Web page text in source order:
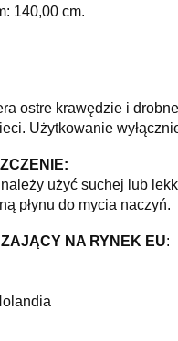
140,00 cm.
ostre krawędzie i
Użytkowanie
użyć suchej lub
płynu do mycia naczyń.
NA RYNEK EU: